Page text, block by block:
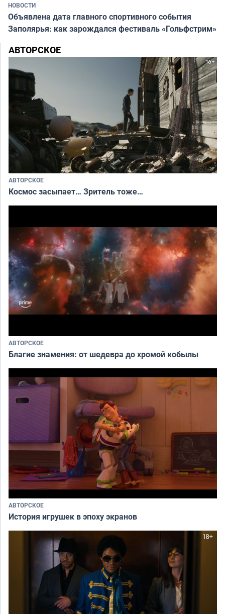
НОВОСТИ
Объявлена дата главного спортивного события
Заполярья: как зарождался фестиваль «Гольфстрим»
АВТОРСКОЕ
АВТОРСКОЕ
Космос засыпает… Зритель тоже…
АВТОРСКОЕ
Благие знамения: от шедевра до хромой кобылы
АВТОРСКОЕ
История игрушек в эпоху экранов